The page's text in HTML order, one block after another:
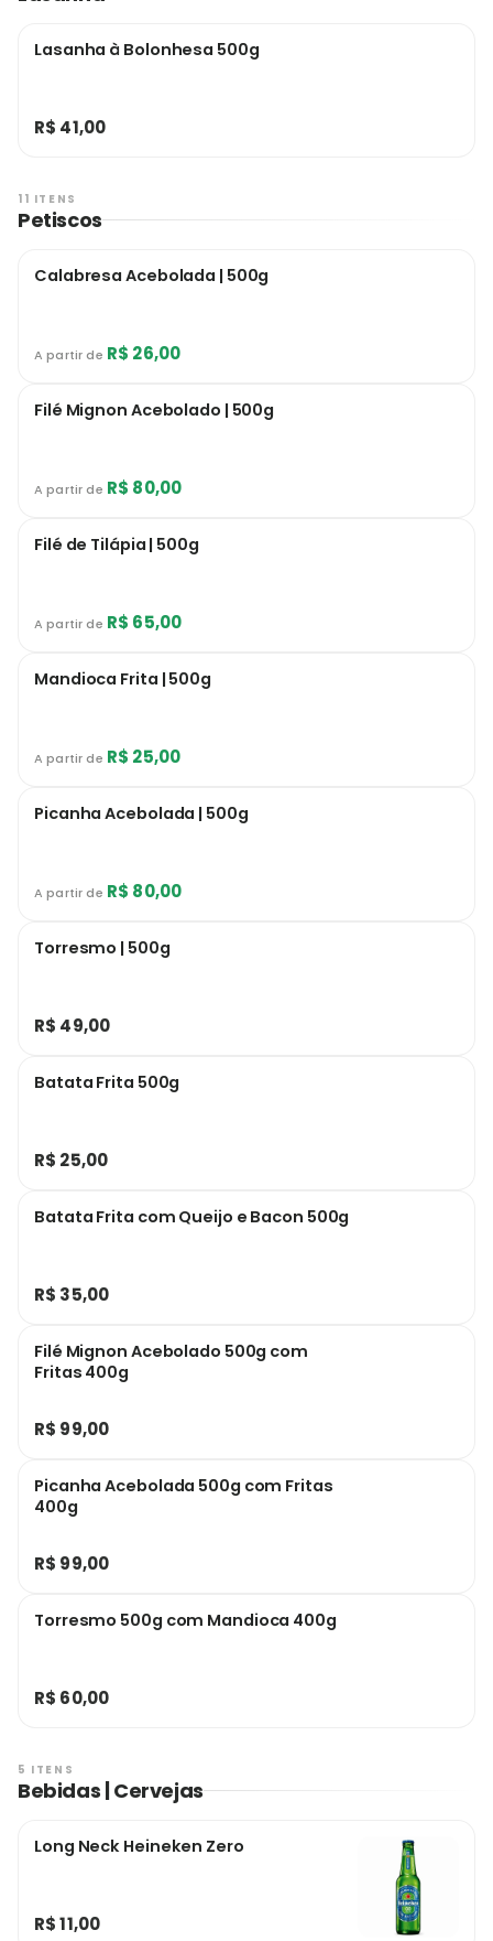
Lasanha à Bolonhesa 500g
R$ 41,00
11 ITENS
Petiscos
Calabresa Acebolada | 500g
A partir de R$ 26,00
Filé Mignon Acebolado | 500g
A partir de R$ 80,00
Filé de Tilápia | 500g
A partir de R$ 65,00
Mandioca Frita | 500g
A partir de R$ 25,00
Picanha Acebolada | 500g
A partir de R$ 80,00
Torresmo | 500g
R$ 49,00
Batata Frita 500g
R$ 25,00
Batata Frita com Queijo e Bacon 500g
R$ 35,00
Filé Mignon Acebolado 500g com
Fritas 400g
R$ 99,00
Picanha Acebolada 500g com Fritas
400g
R$ 99,00
Torresmo 500g com Mandioca 400g
R$ 60,00
5 ITENS
Bebidas | Cervejas
Long Neck Heineken Zero
R$ 11,00